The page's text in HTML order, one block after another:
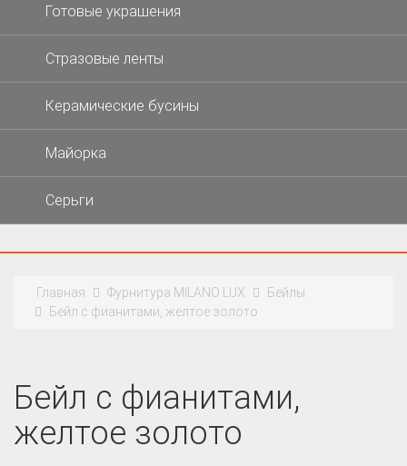
Готовые украшения
Стразовые ленты
Керамические бусины
Майорка
Серьги
Главная Фурнитура MILANO LUX
Бейлы
Бейл с фианитами, желтое золото
Бейл с фианитами,
желтое золото